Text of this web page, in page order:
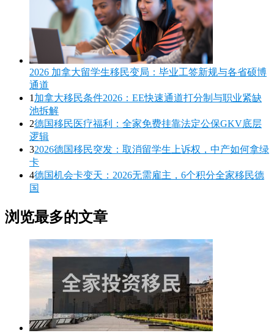
2026 加拿大留学生移民变局：毕业工签新规与各省硕博
通道
1 加拿大移民条件2026：EE快速通道打分制与职业紧缺
池拆解
2德国移民医疗福利：全家免费挂靠法定公保GKV底层
逻辑
32026德国移民突发：取消留学生上诉权，中产如何拿绿
卡
4德国机会卡变天：2026无需雇主，6个积分全家移民德
国
浏览最多的文章